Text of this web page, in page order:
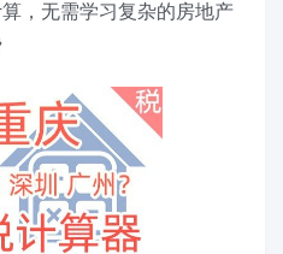
，无需学习复杂的房地产